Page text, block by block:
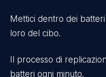
Mettici dentro dei
loro del cibo.
Il processo di
batteri ogni minuto.